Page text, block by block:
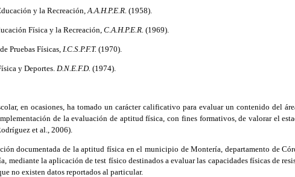
y la Recreación, A.A.H.P.E.R. (1958).
Física y la Recreación, C.A.H.P.E.R. (1969).
Pruebas Físicas, I.C.S.P.F.T. (1970).
y Deportes. D.N.E.F.D. (1974).
en ocasiones, ha tomado un carácter calificativo para evaluar un contenido del
de la evaluación de aptitud física, con fines formativos, de valorar el
et al., 2006).
documentada de la aptitud física en el municipio de Montería, departamento de
mediante la aplicación de test físico destinados a evaluar las capacidades físicas de
no existen datos reportados al particular.